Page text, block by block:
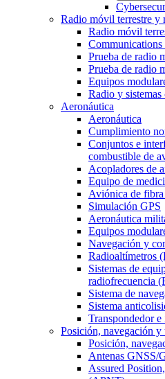
Radio móvil terrestre y
Radio móvil
Prueba de radio
Prueba de radio
Equipos
Radio y
Aeronáutica
Aeronáutica
Cumplimiento
Conjuntos e
combustible de
Acopladores de
Equipo de
Aviónica de
Simulación GPS
Aeronáutica
Equipos
Navegación y
Radioaltímetros
Sistemas de
radiofrecuencia
Sistema de
Sistema
Transpondedor
Posición, navegación y
Posición,
Antenas GNSS/
Assured